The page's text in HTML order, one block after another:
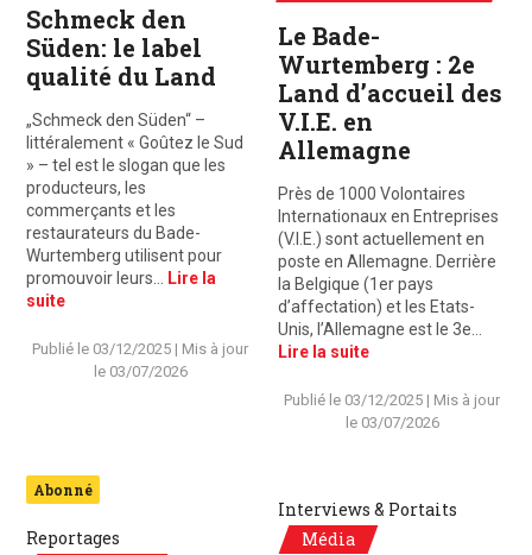
Schmeck den
Süden: le label
qualité du Land
„Schmeck den Süden“ –
littéralement « Goûtez le Sud
» – tel est le slogan que les
producteurs, les
commerçants et les
restaurateurs du Bade-
Wurtemberg utilisent pour
promouvoir leurs…
Lire la
suite
Publié le 03/12/2025 | Mis à jour
le 03/07/2026
Le Bade-
Wurtemberg : 2e
Land d’accueil des
V.I.E. en
Allemagne
Près de 1000 Volontaires
Internationaux en Entreprises
(V.I.E.) sont actuellement en
poste en Allemagne. Derrière
la Belgique (1er pays
d’affectation) et les Etats-
Unis, l’Allemagne est le 3e…
Lire la suite
Publié le 03/12/2025 | Mis à jour
le 03/07/2026
Abonné
Reportages
Interviews & Portaits
Média